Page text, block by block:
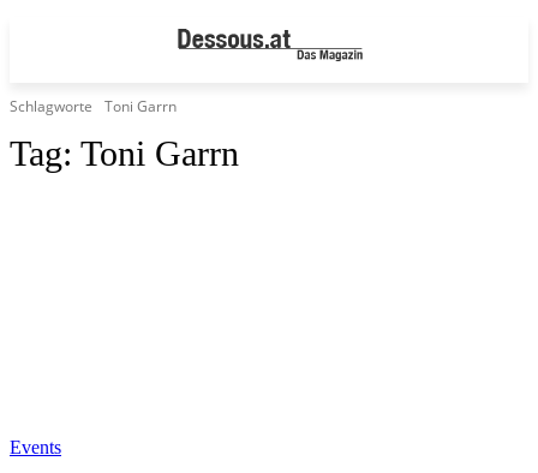
Schlagworte Toni Garrn
Tag: Toni Garrn
Events